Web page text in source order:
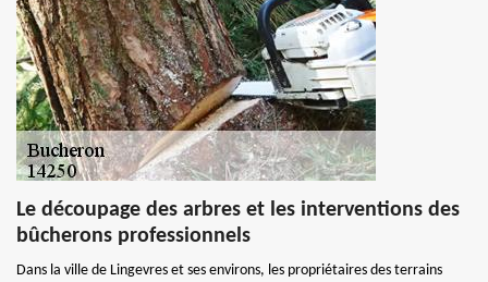
Le découpage des arbres et les interventions des
bûcherons professionnels
Dans la ville de Lingevres et ses environs, les propriétaires des terrains